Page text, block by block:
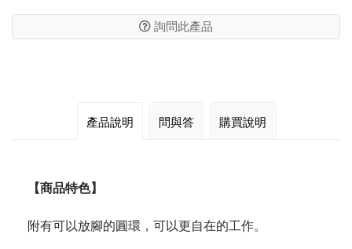
詢問此產品
產品說明 問與答 購買說明
【商品特色】
附有可以放腳的圓環，可以更自在的工作。